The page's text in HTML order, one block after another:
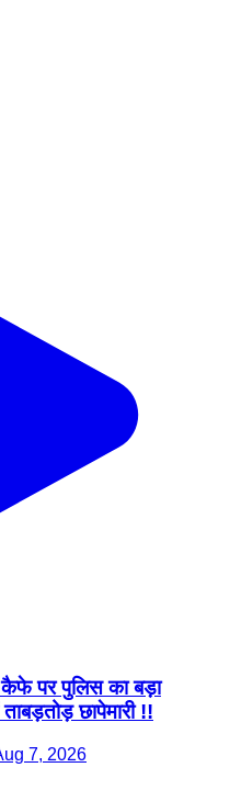
पर पुलिस का बड़ा
छापेमारी !!
7, 2026